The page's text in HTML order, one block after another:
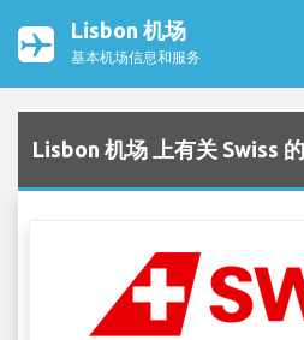
Lisbon 机场
基本机场信息和服务
Lisbon 机场 上有关 Swiss